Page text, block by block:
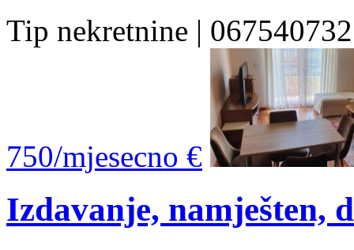
Tip nekretnine | 067540732
750/mjesecno €
Izdavanje, namješten,